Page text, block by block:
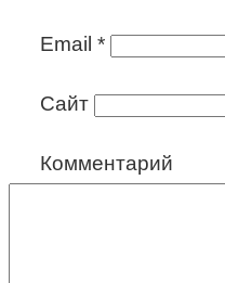
Email *
Сайт
Комментарий